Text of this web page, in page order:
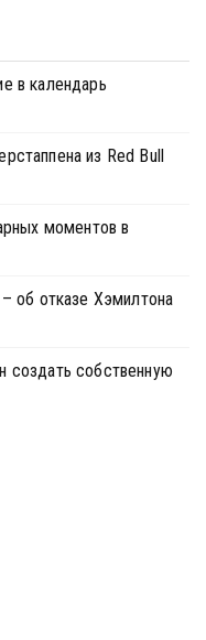
в календарь
из Red Bull
моментов в
об отказе Хэмилтона
создать собственную